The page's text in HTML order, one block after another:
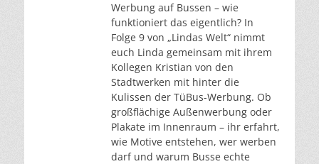
Werbung auf Bussen – wie
funktioniert das eigentlich? In
Folge 9 von „Lindas Welt“ nimmt
euch Linda gemeinsam mit ihrem
Kollegen Kristian von den
Stadtwerken mit hinter die
Kulissen der TüBus-Werbung. Ob
großflächige Außenwerbung oder
Plakate im Innenraum – ihr erfahrt,
wie Motive entstehen, wer werben
darf und warum Busse echte